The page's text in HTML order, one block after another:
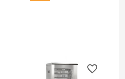
favorite_border